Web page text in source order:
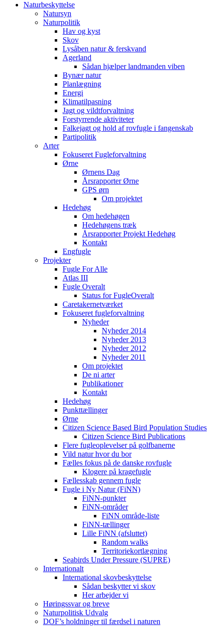
Naturbeskyttelse
Natursyn
Naturpolitik
Hav og kyst
Skov
Lysåben natur & ferskvand
Agerland
Sådan hjælper landmanden viben
Bynær natur
Planlægning
Energi
Klimatilpasning
Jagt og vildtforvaltning
Forstyrrende aktiviteter
Falkejagt og hold af rovfugle i fangenskab
Partipolitik
Arter
Fokuseret Fugleforvaltning
Ørne
Ørnens Dag
Årsrapporter Ørne
GPS ørn
Om projektet
Hedehøg
Om hedehøgen
Hedehøgens træk
Årsrapporter Projekt Hedehøg
Kontakt
Engfugle
Projekter
Fugle For Alle
Atlas III
Fugle Overalt
Status for FugleOveralt
Caretakernetværket
Fokuseret fugleforvaltning
Nyheder
Nyheder 2014
Nyheder 2013
Nyheder 2012
Nyheder 2011
Om projektet
De ni arter
Publikationer
Kontakt
Hedehøg
Punkttællinger
Ørne
Citizen Science Based Bird Population Studies
Citizen Science Bird Publications
Flere fugleoplevelser på golfbanerne
Vild natur hvor du bor
Fælles fokus på de danske rovfugle
Klogere på kragefugle
Fællesskab gennem fugle
Fugle i Ny Natur (FiNN)
FiNN-punkter
FiNN-områder
FiNN område-liste
FiNN-tællinger
Lille FiNN (afsluttet)
Random walks
Territoriekortlægning
Seabirds Under Pressure (SUPRE)
Internationalt
International skovbeskyttelse
Sådan beskytter vi skov
Her arbejder vi
Høringssvar og breve
Naturpolitisk Udvalg
DOF’s holdninger til færdsel i naturen